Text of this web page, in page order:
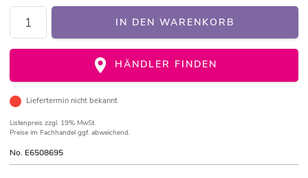
IN DEN WARENKORB
HÄNDLER FINDEN
Liefertermin nicht bekannt
Listenpreis zzgl. 19% MwSt.
Preise im Fachhandel ggf. abweichend.
No. E6508695